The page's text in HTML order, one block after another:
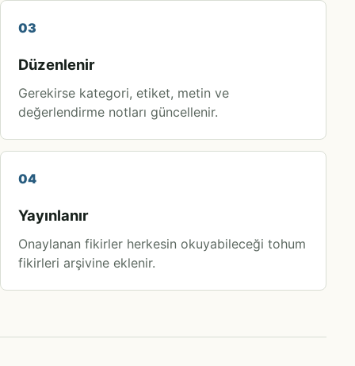
03
Düzenlenir
Gerekirse kategori, etiket, metin ve
değerlendirme notları güncellenir.
04
Yayınlanır
Onaylanan fikirler herkesin okuyabileceği tohum
fikirleri arşivine eklenir.